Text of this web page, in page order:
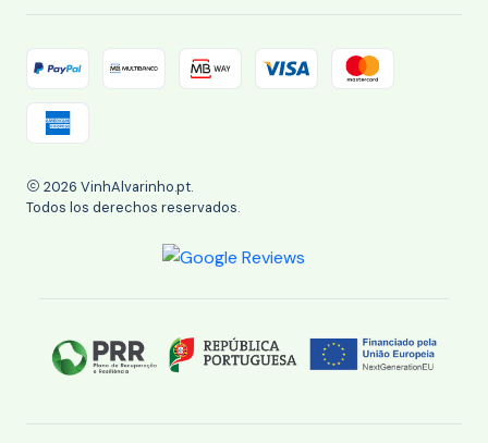
2026 VinhAlvarinho.pt.
Todos los derechos reservados.